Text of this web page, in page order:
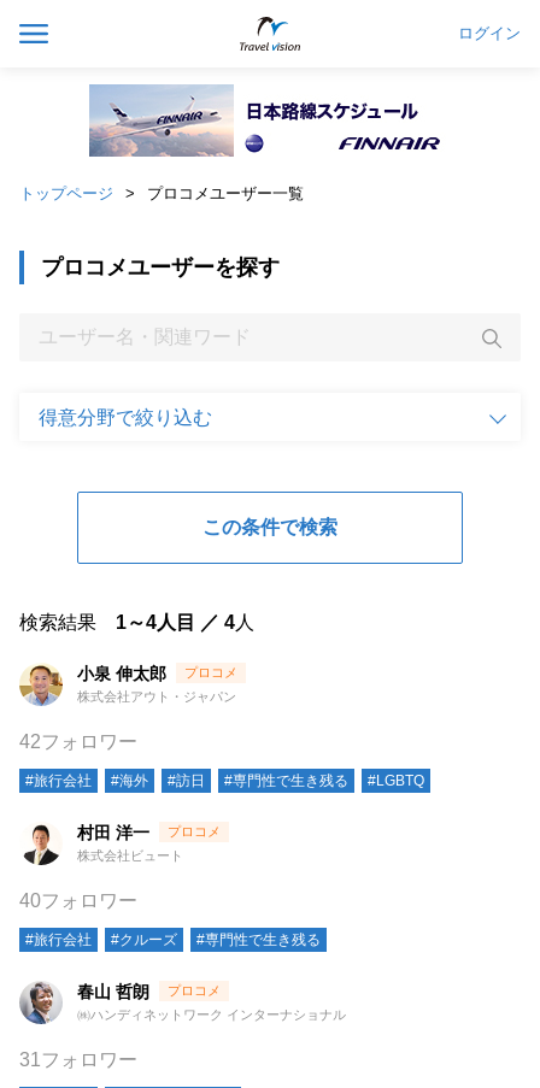
ログイン
トップページ プロコメユーザー一覧
プロコメユーザーを探す
検索結果 1～4人目 ／ 4人
小泉 伸太郎
株式会社アウト・ジャパン
42フォロワー
#旅行会社 #海外 #訪日 #専門性で生き残る #LGBTQ
村田 洋一
株式会社ビュート
40フォロワー
#旅行会社 #クルーズ #専門性で生き残る
春山 哲朗
㈱ハンディネットワーク インターナショナル
31フォロワー